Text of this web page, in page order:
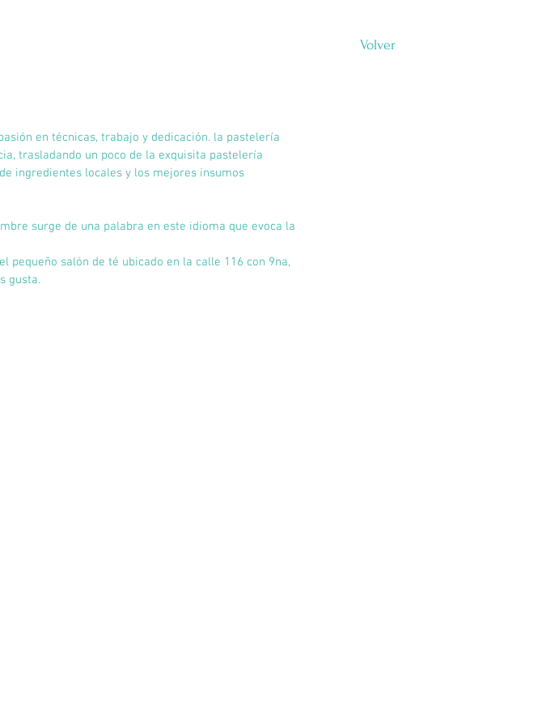
Volver
en técnicas, trabajo y dedicación. la pastelería
trasladando un poco de la exquisita pastelería
ingredientes locales y los mejores insumos
surge de una palabra en este idioma que evoca la
pequeño salón de té ubicado en la calle 116 con 9na,
gusta.